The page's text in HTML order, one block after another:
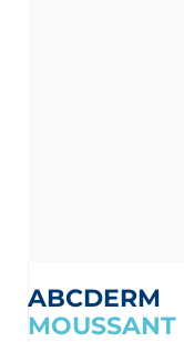
ABCDERM
MOUSSANT